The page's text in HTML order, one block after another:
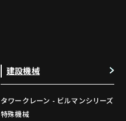
建設機械
タワークレーン - ビルマンシリーズ
特殊機械